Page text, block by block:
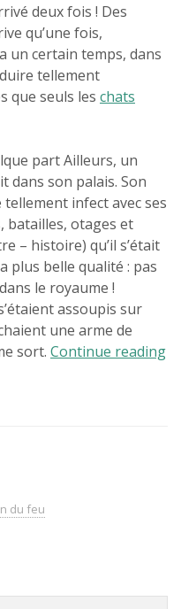
deux fois ! Des
qu’une fois,
un certain temps, dans
tellement
que seuls les chats
part Ailleurs, un
dans son palais. Son
infect avec ses
batailles, otages et
– histoire) qu’il s’était
plus belle qualité : pas
le royaume !
assoupis sur
une arme de
sort. Continue reading
du feu